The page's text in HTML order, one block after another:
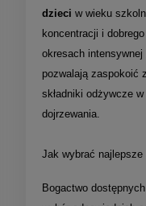
dzieci w wieku
koncentracji i
okresach
pozwalają zaspokoić
składniki odżywcze
dojrzewania.
Jak wybrać
Bogactwo